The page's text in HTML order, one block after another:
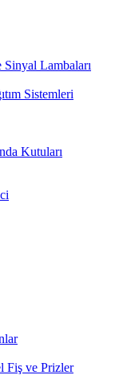
Lambaları
Sistemleri
Kutuları
Fiş ve Prizler